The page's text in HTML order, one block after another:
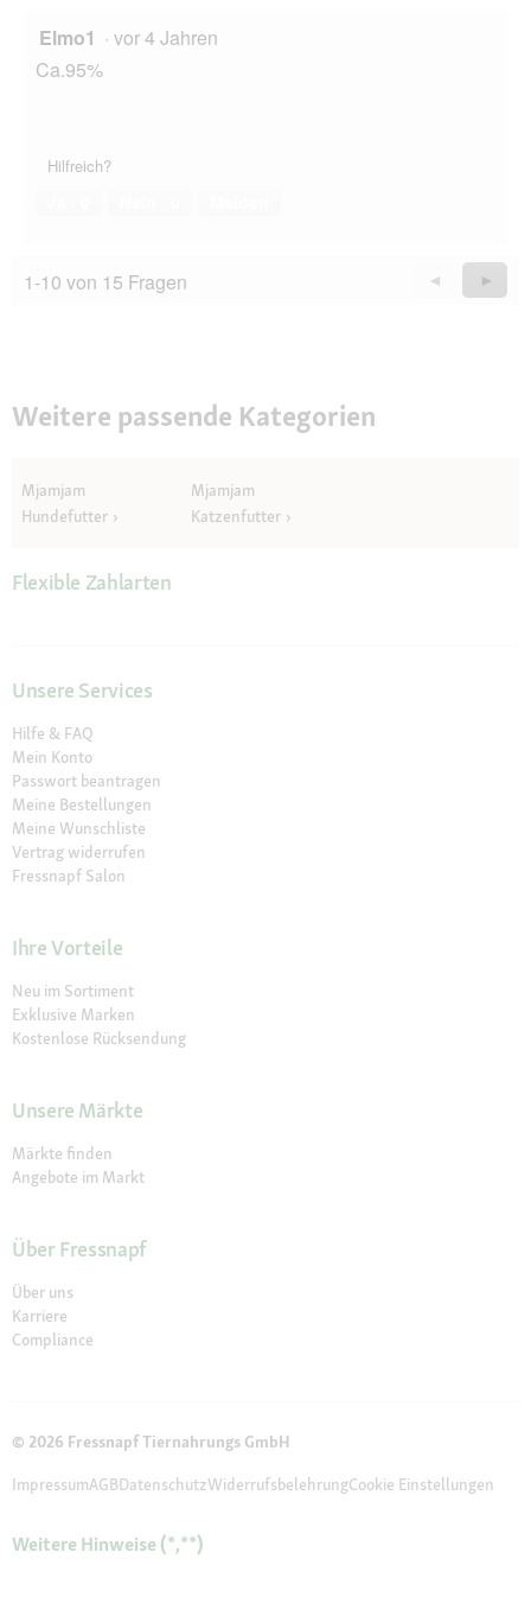
Elmo1 · vor 4 Jahren
Ca.95%
Hilfreich?
1-10 von 15 Fragen
Zurück
Questions
◄
Weiter
►
Weitere passende Kategorien
Mjamjam
Hundefutter
Mjamjam
Katzenfutter
Flexible Zahlarten
Unsere Services
Hilfe & FAQ
Mein Konto
Passwort beantragen
Meine Bestellungen
Meine Wunschliste
Vertrag widerrufen
Fressnapf Salon
Ihre Vorteile
Neu im Sortiment
Exklusive Marken
Kostenlose Rücksendung
Unsere Märkte
Märkte finden
Angebote im Markt
Über Fressnapf
Über uns
Karriere
Compliance
© 2026 Fressnapf Tiernahrungs GmbH
ImpressumAGBDatenschutzWiderrufsbelehrungCookie Einstellungen
Weitere Hinweise (*,**)